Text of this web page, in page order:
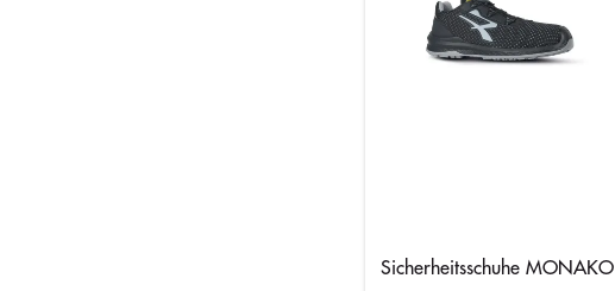
Sicherheitsschuhe MONAKO